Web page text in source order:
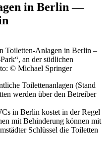
in Berlin —
Toiletten-Anlagen in Berlin –
an der südlichen
© Michael Springer
Toilettenanlagen (Stand
werden über den Betreiber
in Berlin kostet in der Regel
mit Behinderung können mit
Schlüssel die Toiletten